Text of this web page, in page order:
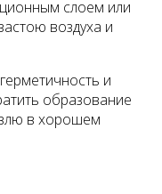
слоем или
воздуха и
и
образование
в хорошем